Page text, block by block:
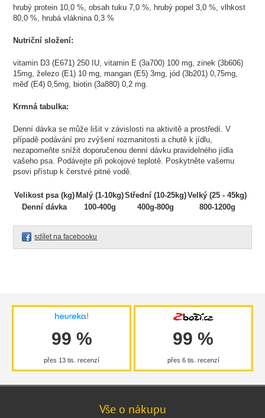
hrubý protein 10,0 %, obsah tuku 7,0 %, hrubý popel 3,0 %, vlhkost
80,0 %, hrubá vláknina 0,3 %
Nutriční složení:
vitamin D3 (E671) 250 IU, vitamin E (3a700) 100 mg, zinek (3b606)
15mg, železo (E1) 10 mg, mangan (E5) 3mg, jód (3b201) 0,75mg,
měď (E4) 0,5mg, biotin (3a880) 0,2 mg.
Krmná tabulka:
Denní dávka se může lišit v závislosti na aktivitě a prostředí. V
případě podávání pro zvýšení rozmanitosti a chutě k jídlu,
nezapomeňte snížit doporučenou denní dávku pravidelného jídla
vašeho psa. Podávejte při pokojové teplotě. Poskytněte vašemu
psovi přístup k čerstvé pitné vodě.
Velikost psa (kg) Malý (1-10kg)Střední (10-25kg)Velký (25 - 45kg)
Denní dávka
100-400g 400g-800g 800-1200g
sdílet na facebooku
99 %
přes 13 tis. recenzí
99 %
přes 6 tis. recenzí
Vše o nákupu